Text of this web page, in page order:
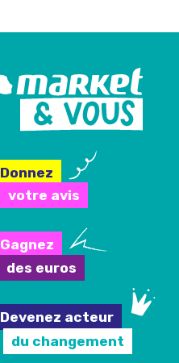
Donnez
votre avis
Gagnez
des euros
Devenez acteur
du changement